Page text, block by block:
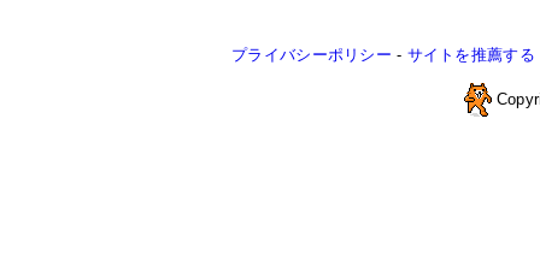
プライバシーポリシー - サイトを推薦する